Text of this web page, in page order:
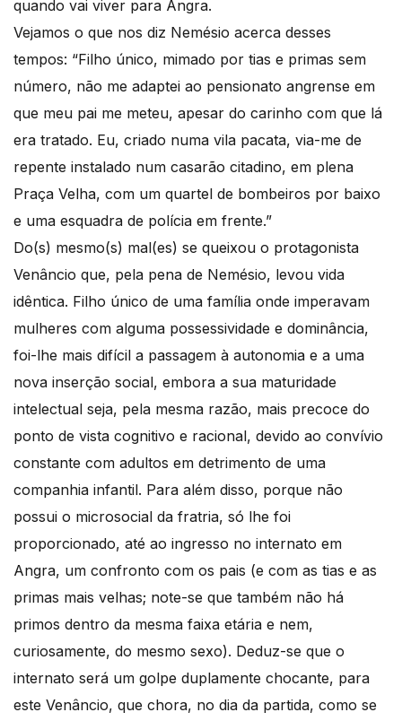
quando vai viver para Angra.
Vejamos o que nos diz Nemésio acerca desses
tempos: “Filho único, mimado por tias e primas sem
número, não me adaptei ao pensionato angrense em
que meu pai me meteu, apesar do carinho com que lá
era tratado. Eu, criado numa vila pacata, via-me de
repente instalado num casarão citadino, em plena
Praça Velha, com um quartel de bombeiros por baixo
e uma esquadra de polícia em frente.”
Do(s) mesmo(s) mal(es) se queixou o protagonista
Venâncio que, pela pena de Nemésio, levou vida
idêntica. Filho único de uma família onde imperavam
mulheres com alguma possessividade e dominância,
foi-lhe mais difícil a passagem à autonomia e a uma
nova inserção social, embora a sua maturidade
intelectual seja, pela mesma razão, mais precoce do
ponto de vista cognitivo e racional, devido ao convívio
constante com adultos em detrimento de uma
companhia infantil. Para além disso, porque não
possui o microsocial da fratria, só lhe foi
proporcionado, até ao ingresso no internato em
Angra, um confronto com os pais (e com as tias e as
primas mais velhas; note-se que também não há
primos dentro da mesma faixa etária e nem,
curiosamente, do mesmo sexo). Deduz-se que o
internato será um golpe duplamente chocante, para
este Venâncio, que chora, no dia da partida, como se